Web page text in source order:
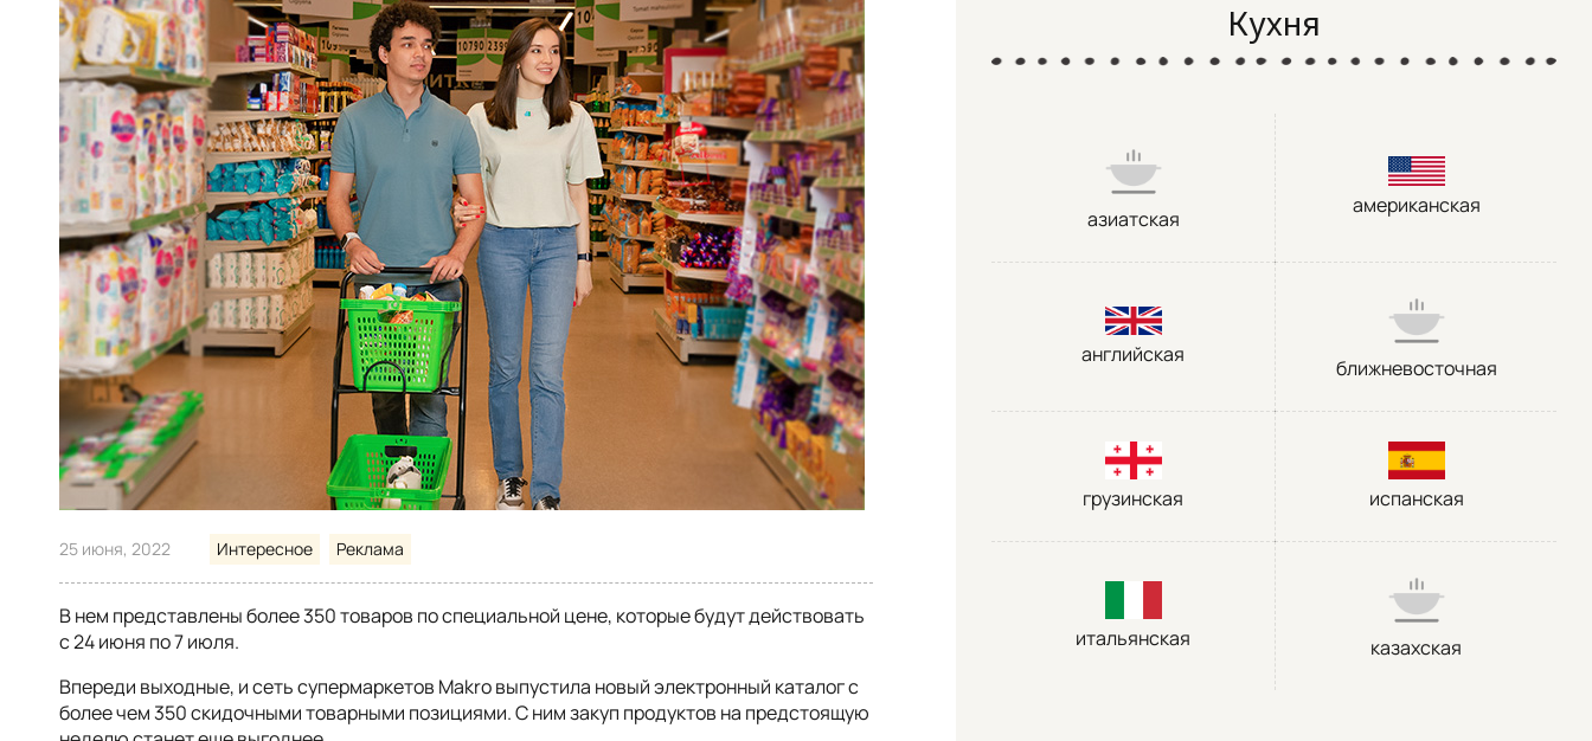
25 июня, 2022 Интересное Реклама
В нем представлены более 350 товаров по специальной цене, которые будут действовать
с 24 июня по 7 июля.
Впереди выходные, и сеть супермаркетов Makro выпустила новый электронный каталог с
более чем 350 скидочными товарными позициями. С ним закуп продуктов на предстоящую
Кухня
азиатская
американская
английская
ближневосточная
грузинская испанская
итальянская казахская